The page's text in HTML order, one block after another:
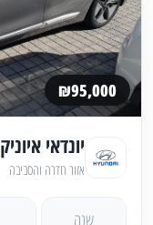
₪95,000
יונדאי איוניק
אזור חדרה והסביבה
שנה